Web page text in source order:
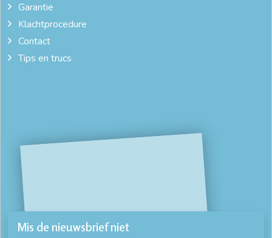
Garantie
Klachtprocedure
Contact
Tips en trucs
Mis de nieuwsbrief niet